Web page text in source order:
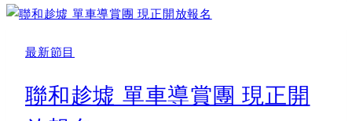
店
BE
最新節目
聯和趁墟 單車導賞團 現正開